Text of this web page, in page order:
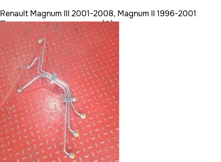
Renault Magnum III 2001-2008, Magnum II 1996-2001
Посмотреть все варианты ( 1 )